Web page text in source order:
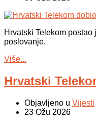
Hrvatski Telekom
poslovanje.
Više...
Hrvatski
Objavljeno u Vijesti
23 Ožu 2026